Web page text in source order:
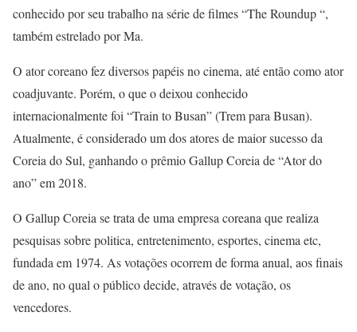
conhecido por seu trabalho na série de filmes “The Roundup “,
também estrelado por Ma.
O ator coreano fez diversos papéis no cinema, até então como ator
coadjuvante. Porém, o que o deixou conhecido
internacionalmente foi “Train to Busan” (Trem para Busan).
Atualmente, é considerado um dos atores de maior sucesso da
Coreia do Sul, ganhando o prêmio Gallup Coreia de “Ator do
ano” em 2018.
O Gallup Coreia se trata de uma empresa coreana que realiza
pesquisas sobre politica, entretenimento, esportes, cinema etc,
fundada em 1974. As votações ocorrem de forma anual, aos finais
de ano, no qual o público decide, através de votação, os
vencedores.